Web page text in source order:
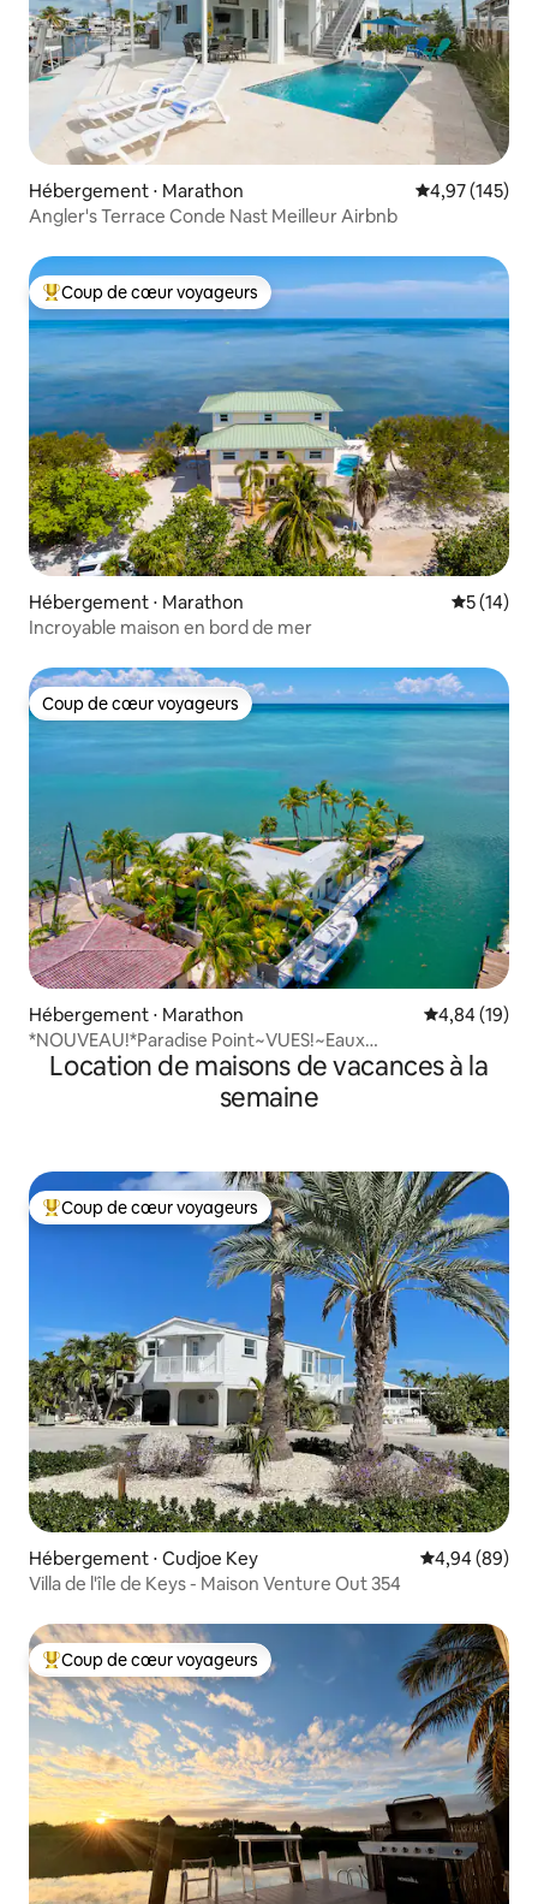
Hébergement ⋅ Marathon Évaluation
4,97 (145)
Angler's Terrace Conde Nast Meilleur Airbnb
Coups de cœur voyageurs les plus appréciés
Coup de cœur voyageurs
Hébergement ⋅ Marathon
5 (14)
Incroyable maison en bord de mer
Coup de cœur voyageurs
Coup de cœur voyageurs
Hébergement ⋅ Marathon Évaluation
4,84 (19)
*NOUVEAU!*Paradise Point~VUES!~Eaux
libres~Quai~Piscine !
Location de maisons de vacances à la
semaine
Coups de cœur voyageurs les plus appréciés
Coup de cœur voyageurs
Hébergement ⋅ Cudjoe Key Évaluation
4,94 (89)
Villa de l'île de Keys - Maison Venture Out 354
Coups de cœur voyageurs les plus appréciés
Coup de cœur voyageurs